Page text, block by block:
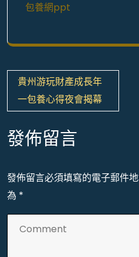
包養網ppt
文
章
導
覽
貴州游玩財產成長年
一包養心得夜會揭幕
發佈留言
發佈留言必須填寫的電子郵件
為 *